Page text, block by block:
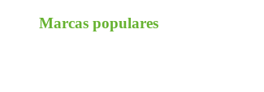
Marcas populares